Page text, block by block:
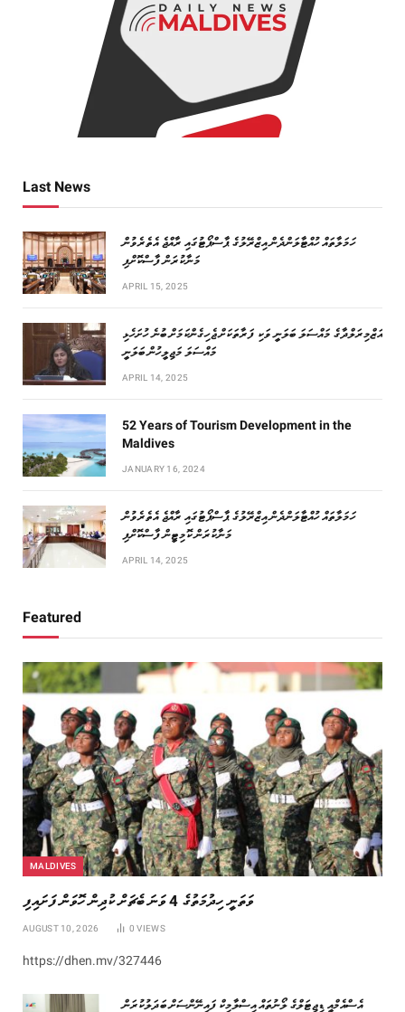
Last News
ހަމަލާތައް ހުއްޓާލަންދެން އިޒްރޭލުގެ ޕާސްޕޯޓުގައި ރާއްޖެ އެތެރެވުން
މަނާކުރަން ފާސްކޮށްފި
APRIL 15, 2025
އަޒްމިރަލްދާގެ މައްސަލަ ބަލަނީ ވަކި ފަރާތަކަށް ޖެހިގެންކަމަށް ބުނެ ހުށަހެޅި
މައްސަލަ މަޖިލީހުން ބަލަނީ
APRIL 14, 2025
52 Years of Tourism Development in the
Maldives
JANUARY 16, 2024
ހަމަލާތައް ހުއްޓާލަންދެން އިޒްރޭލުގެ ޕާސްޕޯޓުގައި ރާއްޖެ އެތެރެވުން
މަނާކުރަން ކޮމިޓީން ފާސްކޮށްފި
APRIL 14, 2025
Featured
MALDIVES
ވަތަނީ ހިދުމަތުގެ 4 ވަނަ ބެޗަށް ކުދިން ހޮވަން ފަށައިފި
AUGUST 10, 2026 0VIEWS
https://dhen.mv/327446
އެސްއެމްއީ ޑިޖިޓަލްގެ ލޯނުތައް އިސްލާމިކް ފައިނޭންސަށް ބަދަލުކުރަން